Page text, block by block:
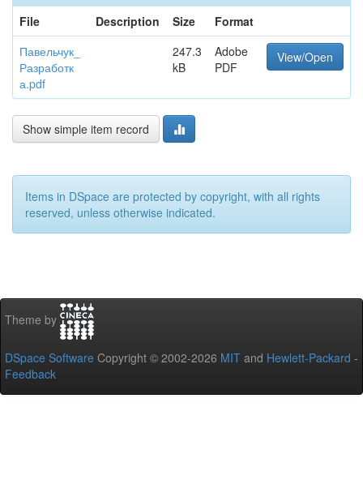
File
Description Size
Format
Павельчук_
Разработк
а.pdf
247.3
kB
Adobe
PDF
View/Open
Show simple item record
Items in DSpace are protected by copyright, with all rights
reserved, unless otherwise indicated.
Theme by
DSpace Software Copyright © 2002-2026 MIT and Hewlett-Packard -
Feedback